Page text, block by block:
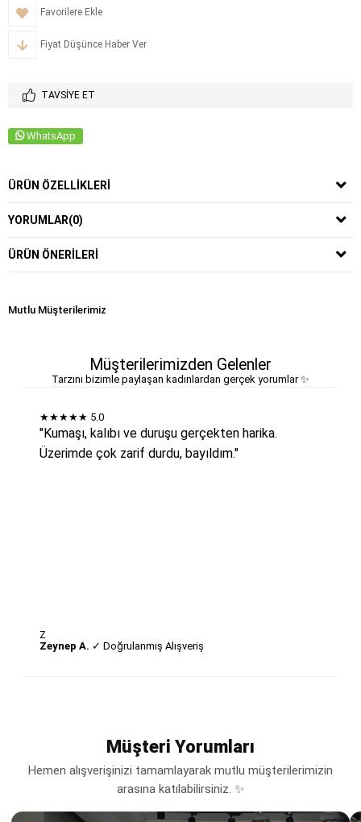
Favorilere Ekle
Fiyat Düşünce Haber Ver
TAVSIYE ET
WhatsApp
ÜRÜN ÖZELLIKLERI
YORUMLAR(0)
ÜRÜN ÖNERILERI
Mutlu Müşterilerimiz
Müşterilerimizden Gelenler
Tarzını bizimle paylaşan kadınlardan gerçek yorumlar ✨
★★★★★ 5.0
"Kumaşı, kalıbı ve duruşu gerçekten harika.
Üzerimde çok zarif durdu, bayıldım."
Z
Zeynep A. ✓ Doğrulanmış Alışveriş
Müşteri Yorumları
Hemen alışverişinizi tamamlayarak mutlu müşterilerimizin
arasına katılabilirsiniz. ✨